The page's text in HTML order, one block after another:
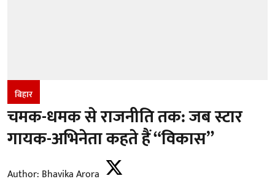
बिहार
चमक-धमक से राजनीति तक: जब स्टार
गायक-अभिनेता कहते हैं “विकास”
Author: Bhavika Arora